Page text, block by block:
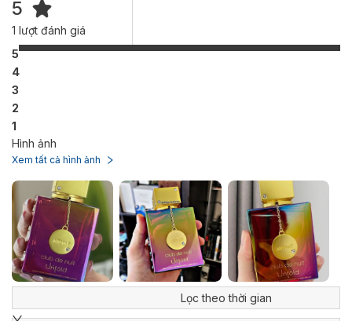
5
1 lượt đánh giá
5
4
3
2
1
Hình ảnh
Xem tất cả hình ảnh
Lọc theo thời gian